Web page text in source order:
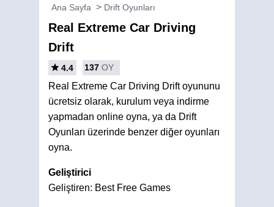
Ana Sayfa Drift Oyunları
Real Extreme Car Driving
Drift
4.4 137 OY
Real Extreme Car Driving Drift oyununu
ücretsiz olarak, kurulum veya indirme
yapmadan online oyna, ya da Drift
Oyunları üzerinde benzer diğer oyunları
oyna.
Geliştirici
Geliştiren: Best Free Games